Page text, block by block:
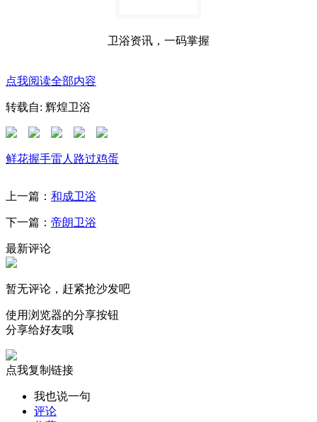
卫浴资讯，一码掌握
点我阅读全部内容
转载自: 辉煌卫浴
鲜花握手雷人 路过鸡蛋
上一篇： 和成卫浴
下一篇： 帝朗卫浴
最新评论
暂无评论，赶紧抢沙发吧
使用浏览器的分享按钮
分享给好友哦
点我复制链接
我也说一句
评论